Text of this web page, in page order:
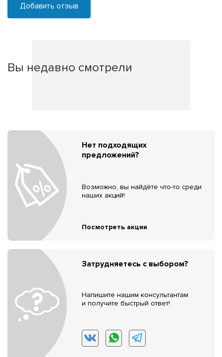
Добавить отзыв
Вы недавно смотрели
Нет подходящих
предложений?
Возможно, вы найдёте что-то среди
наших акций!
Посмотреть акции
Затрудняетесь с выбором?
Напишите нашим консультантам
и получите быстрый ответ!